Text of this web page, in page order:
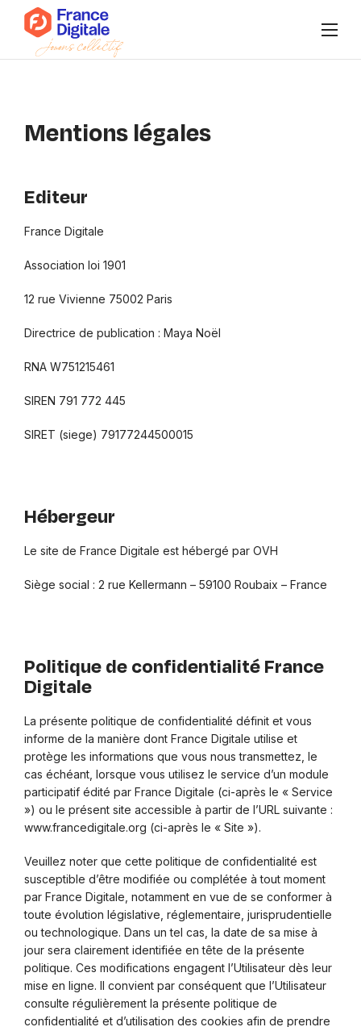
Publications
Nos collectifs
Mentions légales
Editeur
France Digitale
Association loi 1901
12 rue Vivienne 75002 Paris
Directrice de publication : Maya Noël
RNA W751215461
SIREN 791 772 445
SIRET (siege) 79177244500015
Hébergeur
Le site de France Digitale est hébergé par OVH
Siège social : 2 rue Kellermann – 59100 Roubaix – France
Politique de confidentialité France
Digitale
La présente politique de confidentialité définit et vous
informe de la manière dont France Digitale utilise et
protège les informations que vous nous transmettez, le
cas échéant, lorsque vous utilisez le service d’un module
participatif édité par France Digitale (ci-après le « Service
») ou le présent site accessible à partir de l’URL suivante :
www.francedigitale.org (ci-après le « Site »).
Veuillez noter que cette politique de confidentialité est
susceptible d’être modifiée ou complétée à tout moment
par France Digitale, notamment en vue de se conformer à
toute évolution législative, réglementaire, jurisprudentielle
ou technologique. Dans un tel cas, la date de sa mise à
jour sera clairement identifiée en tête de la présente
politique. Ces modifications engagent l’Utilisateur dès leur
mise en ligne. Il convient par conséquent que l’Utilisateur
consulte régulièrement la présente politique de
confidentialité et d’utilisation des cookies afin de prendre